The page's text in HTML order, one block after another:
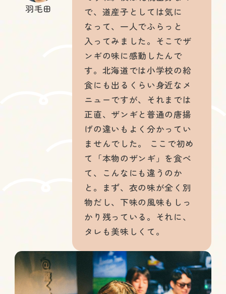
で、道産子としては気に
なって、一人でふらっと
入ってみました。そこでザ
ンギの味に感動したんで
す。北海道では小学校の給
食にも出るくらい身近なメ
ニューですが、それまでは
正直、ザンギと普通の唐揚
げの違いもよく分かってい
ませんでした。 ここで初め
て「本物のザンギ」を食べ
て、こんなにも違うのか
と。まず、衣の味が全く別
物だし、下味の風味もしっ
かり残っている。それに、
タレも美味しくて。
羽毛田